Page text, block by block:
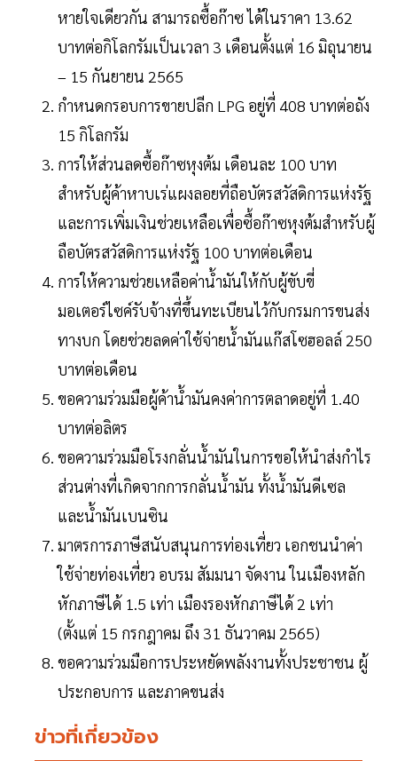
หายใจเดียวกัน สามารถซื้อก๊าซ ได้ในราคา 13.62
บาทต่อกิโลกรัมเป็นเวลา 3 เดือนตั้งแต่ 16 มิถุนายน
– 15 กันยายน 2565
กำหนดกรอบการขายปลีก LPG อยู่ที่ 408 บาทต่อถัง
15 กิโลกรัม
การให้ส่วนลดซื้อก๊าซหุงต้ม เดือนละ 100 บาท
สำหรับผู้ค้าหาบเร่แผงลอยที่ถือบัตรสวัสดิการแห่งรัฐ
และการเพิ่มเงินช่วยเหลือเพื่อซื้อก๊าซหุงต้มสำหรับผู้
ถือบัตรสวัสดิการแห่งรัฐ 100 บาทต่อเดือน
การให้ความช่วยเหลือค่าน้ำมันให้กับผู้ขับขี่
มอเตอร์ไซค์รับจ้างที่ขึ้นทะเบียนไว้กับกรมการขนส่ง
ทางบก โดยช่วยลดค่าใช้จ่ายน้ำมันแก๊สโซฮอลล์ 250
บาทต่อเดือน
ขอความร่วมมือผู้ค้าน้ำมันคงค่าการตลาดอยู่ที่ 1.40
บาทต่อลิตร
ขอความร่วมมือโรงกลั่นน้ำมันในการขอให้นำส่งกำไร
ส่วนต่างที่เกิดจากการกลั่นน้ำมัน ทั้งน้ำมันดีเซล
และน้ำมันเบนซิน
มาตรการภาษีสนับสนุนการท่องเที่ยว เอกชนนำค่า
ใช้จ่ายท่องเที่ยว อบรม สัมมนา จัดงาน ในเมืองหลัก
หักภาษีได้ 1.5 เท่า เมืองรองหักภาษีได้ 2 เท่า
(ตั้งแต่ 15 กรกฎาคม ถึง 31 ธันวาคม 2565)
ขอความร่วมมือการประหยัดพลังงานทั้งประชาชน ผู้
ประกอบการ และภาคขนส่ง
ข่าวที่เกี่ยวข้อง